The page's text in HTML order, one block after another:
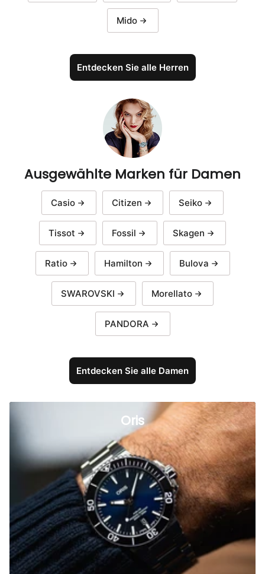
Mido
Entdecken Sie alle Herren
Ausgewählte Marken für Damen
Casio Citizen Seiko
Tissot Fossil Skagen
Ratio Hamilton Bulova
SWAROVSKI Morellato
PANDORA
Entdecken Sie alle Damen
Oris